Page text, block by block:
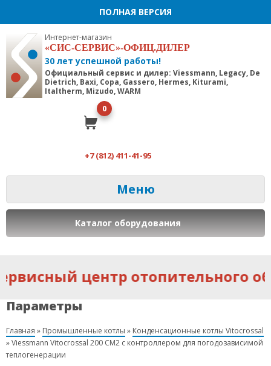
ПОЛНАЯ ВЕРСИЯ
Интернет-магазин
«СИС-СЕРВИС»-ОФИЦ.ДИЛЕР
30 лет успешной работы!
Официальный сервис и дилер: Viessmann, Legacy, De
Dietrich, Baxi, Copa, Gassero, Hermes, Kiturami,
Italtherm, Mizudo, WARM
0
+7 (812) 411-41-95
Меню
Каталог оборудования
центр отопительного
Параметры
Главная » Промышленные котлы » Конденсационные котлы Vitocrossal
»Viessmann Vitocrossal 200 CM2 с контроллером для погодозависимой
теплогенерации